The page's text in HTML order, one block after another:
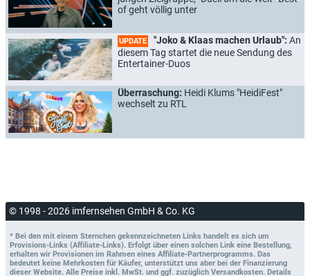
of geht völlig unter
UPDATE "Joko & Klaas machen Urlaub": An
diesem Tag startet die neue Sendung des
Entertainer-Duos
Überraschung: Heidi Klums "HeidiFest"
wechselt zu RTL
© 1998 - 2026 imfernsehen GmbH & Co. KG
* Bei den mit einem Sternchen gekennzeichneten Links handelt es sich um
Provisions-Links (Affiliate-Links). Erfolgt über einen solchen Link eine Bestellung,
erhalten wir Provisionen im Rahmen eines Affiliate-Partnerprogramms. Das
bedeutet keine Mehrkosten für Käufer, unterstützt uns aber bei der Finanzierung
dieser Website. Alle Preise inkl. MwSt. und ggf. zuzüglich Versandkosten. Details